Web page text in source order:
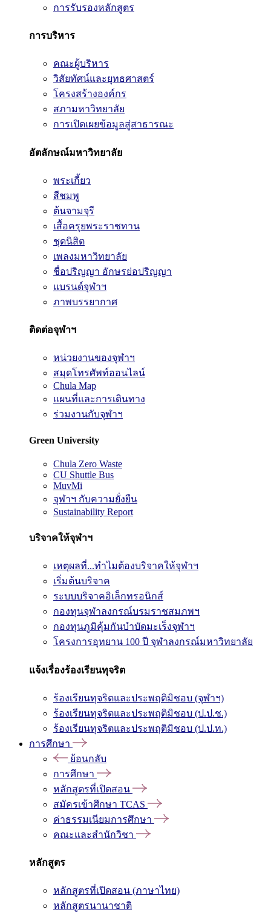
การรับรองหลักสูตร
การบริหาร
คณะผู้บริหาร
วิสัยทัศน์และยุทธศาสตร์
โครงสร้างองค์กร
สภามหาวิทยาลัย
การเปิดเผยข้อมูลสู่สาธารณะ
อัตลักษณ์มหาวิทยาลัย
พระเกี้ยว
สีชมพู
ต้นจามจุรี
เสื้อครุยพระราชทาน
ชุดนิสิต
เพลงมหาวิทยาลัย
ชื่อปริญญา อักษรย่อปริญญา
แบรนด์จุฬาฯ
ภาพบรรยากาศ
ติดต่อจุฬาฯ
หน่วยงานของจุฬาฯ
สมุดโทรศัพท์ออนไลน์
Chula Map
แผนที่และการเดินทาง
ร่วมงานกับจุฬาฯ
Green University
Chula Zero Waste
CU Shuttle Bus
MuvMi
จุฬาฯ กับความยั่งยืน
Sustainability Report
บริจาคให้จุฬาฯ
เหตุผลที่...ทำไมต้องบริจาคให้จุฬาฯ
เริ่มต้นบริจาค
ระบบบริจาคอิเล็กทรอนิกส์
กองทุนจุฬาลงกรณ์บรมราชสมภพฯ
กองทุนภูมิคุ้มกันบำบัดมะเร็งจุฬาฯ
โครงการอุทยาน 100 ปี จุฬาลงกรณ์มหาวิทยาลัย
แจ้งเรื่องร้องเรียนทุจริต
ร้องเรียนทุจริตและประพฤติมิชอบ (จุฬาฯ)
ร้องเรียนทุจริตและประพฤติมิชอบ (ป.ป.ช.)
ร้องเรียนทุจริตและประพฤติมิชอบ (ป.ป.ท.)
การศึกษา
ย้อนกลับ
การศึกษา
หลักสูตรที่เปิดสอน
สมัครเข้าศึกษา TCAS
ค่าธรรมเนียมการศึกษา
คณะและสำนักวิชา
หลักสูตร
หลักสูตรที่เปิดสอน (ภาษาไทย)
หลักสูตรนานาชาติ